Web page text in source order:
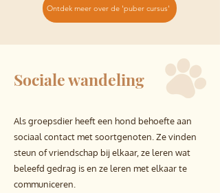
Ontdek meer over de 'puber cursus'
Sociale wandeling
Als groepsdier heeft een hond behoefte aan
sociaal contact met soortgenoten. Ze vinden
steun of vriendschap bij elkaar, ze leren wat
beleefd gedrag is en ze leren met elkaar te
communiceren.